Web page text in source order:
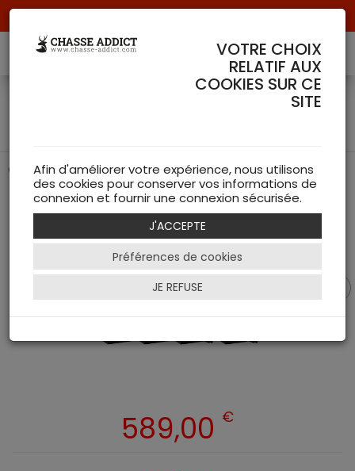
Coffre de protection Rietti 7
Coffre de protection pour arme
589,00 €
VOTRE CHOIX
RELATIF AUX
COOKIES SUR CE
SITE
Afin d'améliorer votre expérience, nous utilisons
des cookies pour conserver vos informations de
connexion et fournir une connexion sécurisée.
J'ACCEPTE
Préférences de cookies
JE REFUSE